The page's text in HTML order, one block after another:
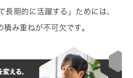
長期的に活躍する」ためには、
み重ねが不可欠です。